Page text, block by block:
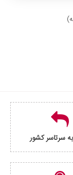
سرتاسر کشور